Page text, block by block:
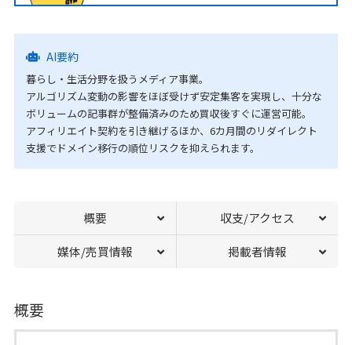
AI要約
暮らし・生活分野を扱うメディア事業。
アルゴリズム変動の影響をほぼ受けず安定集客を実現し、十分な
ボリュームの記事群が整備済みのため買収後すぐに運営可能。
アフィリエイト契約を引き継げるほか、6カ月間のリダイレクト
支援でドメイン移行の順位リスクを抑えられます。
概要 収支/アクセス
媒体/売買情報 掲載者情報
概要